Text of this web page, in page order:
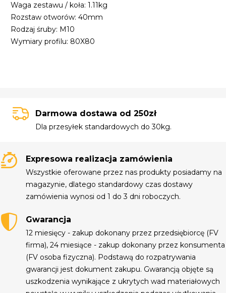
Waga zestawu / koła: 1.11kg
Rozstaw otworów: 40mm
Rodzaj śruby: M10
Wymiary profilu: 80X80
Darmowa dostawa od 250zł
Dla przesyłek standardowych do 30kg.
Expresowa realizacja zamówienia
Wszystkie oferowane przez nas produkty posiadamy na
magazynie, dlatego standardowy czas dostawy
zamówienia wynosi od 1 do 3 dni roboczych.
Gwarancja
12 miesięcy - zakup dokonany przez przedsiębiorcę (FV
firma), 24 miesiące - zakup dokonany przez konsumenta
(FV osoba fizyczna). Podstawą do rozpatrywania
gwarancji jest dokument zakupu. Gwarancją objęte są
uszkodzenia wynikające z ukrytych wad materiałowych